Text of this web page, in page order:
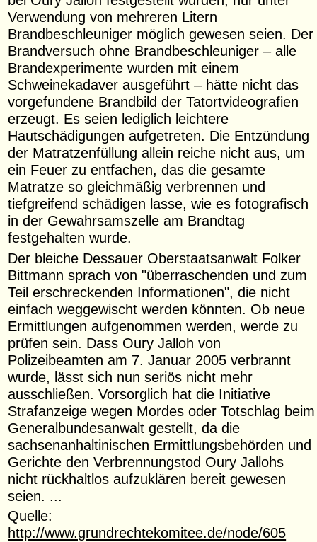
Verwendung von mehreren Litern
Brandbeschleuniger möglich gewesen seien. Der
Brandversuch ohne Brandbeschleuniger – alle
Brandexperimente wurden mit einem
Schweinekadaver ausgeführt – hätte nicht das
vorgefundene Brandbild der Tatortvideografien
erzeugt. Es seien lediglich leichtere
Hautschädigungen aufgetreten. Die Entzündung
der Matratzenfüllung allein reiche nicht aus, um
ein Feuer zu entfachen, das die gesamte
Matratze so gleichmäßig verbrennen und
tiefgreifend schädigen lasse, wie es fotografisch
in der Gewahrsamszelle am Brandtag
festgehalten wurde.
Der bleiche Dessauer Oberstaatsanwalt Folker
Bittmann sprach von "überraschenden und zum
Teil erschreckenden Informationen", die nicht
einfach weggewischt werden könnten. Ob neue
Ermittlungen aufgenommen werden, werde zu
prüfen sein. Dass Oury Jalloh von
Polizeibeamten am 7. Januar 2005 verbrannt
wurde, lässt sich nun seriös nicht mehr
ausschließen. Vorsorglich hat die Initiative
Strafanzeige wegen Mordes oder Totschlag beim
Generalbundesanwalt gestellt, da die
sachsenanhaltinischen Ermittlungsbehörden und
Gerichte den Verbrennungstod Oury Jallohs
nicht rückhaltlos aufzuklären bereit gewesen
seien. ...
Quelle:
http://www.grundrechtekomitee.de/node/605